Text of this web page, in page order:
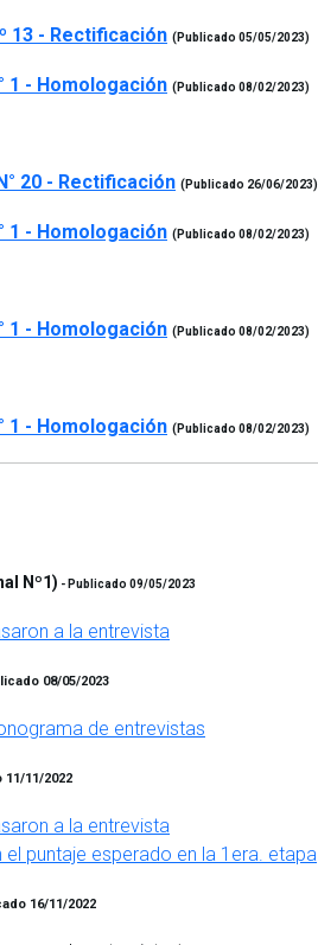
13 - Rectificación (Publicado 05/05/2023)
1 - Homologación (Publicado 08/02/2023)
20 - Rectificación (Publicado 26/06/2023)
1 - Homologación (Publicado 08/02/2023)
1 - Homologación (Publicado 08/02/2023)
1 - Homologación (Publicado 08/02/2023)
Nº1) - Publicado 09/05/2023
a la entrevista
08/05/2023
de entrevistas
11/2022
a la entrevista
puntaje esperado en la 1era. etapa
16/11/2022